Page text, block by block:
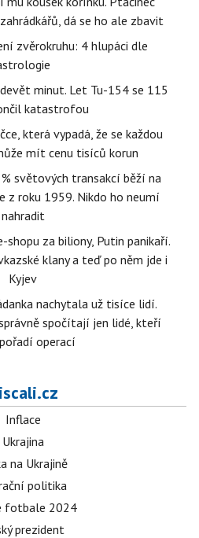
dá se ho ale zbavit
zvěrokruhu: 4 hlupáci dle
minut. Let Tu-154 se 115
katastrofou
která vypadá, že se každou
mít cenu tisíců korun
světových transakcí běží na
z roku 1959. Nikdo ho neumí
nahradit
za biliony, Putin panikaří.
klany a teď po něm jde i
Kyjev
nachytala už tisíce lidí.
spočítají jen lidé, kteří
operací
Inflace
Ukrajina
na Ukrajině
politika
fotbale 2024
prezident